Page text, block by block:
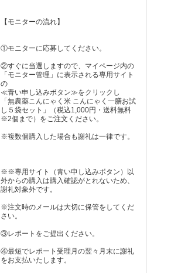
【モニターの流れ】
①モニターに応募してください。
②すぐに当選しますので、マイページ内の
「モニター管理」に表示される専用サイト
の
≪青い申し込みボタン≫をクリックし
「無農薬こんにゃく米 こんにゃく一膳お試
し５袋セット」（税込1,000円・送料無料
※2個まで）をご注文ください。
※複数個購入した場合も謝礼は一律です。
※※専用サイト（青い申し込みボタン）以
外からの購入は購入確認がとれないため、
謝礼対象外です。
※注文時のメールは大切に保管をしてくだ
さい。
③レポートをご提出ください。
④最短でレポート受理月の翌々月末に謝礼
をお支払いたします。